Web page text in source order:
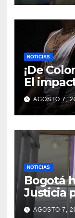
NOTICIAS
¡De
El
de
siempre
AGOSTO 7,
NOTICIAS
Bogotá
Justicia
por falta
AGOSTO 7,